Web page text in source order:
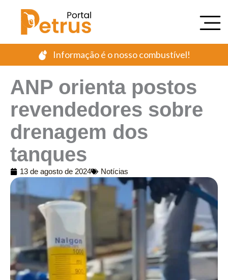
Informação é o nosso combustível!
ANP orienta postos
revendedores sobre
drenagem dos
tanques
13 de agosto de 2024 Notícias